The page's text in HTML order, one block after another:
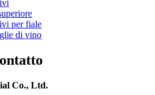
per fiale
di vino
Co., Ltd.